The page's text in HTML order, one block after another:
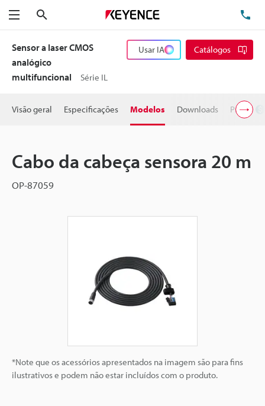
Menu
Sensor a laser CMOS
analógico
multifuncional
Série IL
Usar IA Catálogos
Visão geral Especificações Modelos Downloads Preço
Cabo da cabeça sensora 20 m
OP-87059
*Note que os acessórios apresentados na imagem são para fins
ilustrativos e podem não estar incluídos com o produto.